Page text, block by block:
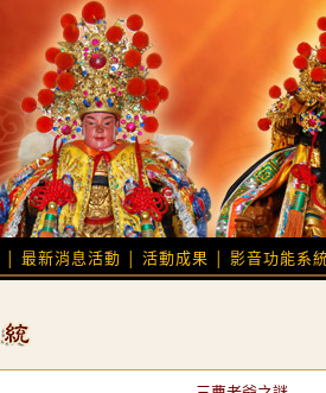
最新消息活動 活動成果 影音功能系